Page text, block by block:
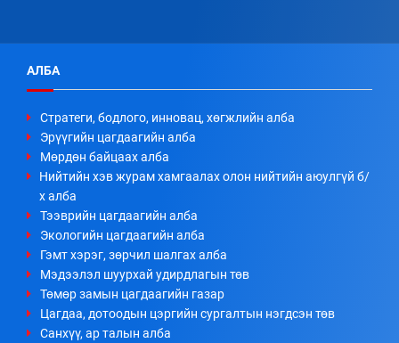
АЛБА
Стратеги, бодлого, инновац, хөгжлийн алба
Эрүүгийн цагдаагийн алба
Мөрдөн байцаах алба
Нийтийн хэв журам хамгаалах олон нийтийн аюулгүй б/
х алба
Тээврийн цагдаагийн алба
Экологийн цагдаагийн алба
Гэмт хэрэг, зөрчил шалгах алба
Мэдээлэл шуурхай удирдлагын төв
Төмөр замын цагдаагийн газар
Цагдаа, дотоодын цэргийн сургалтын нэгдсэн төв
Санхүү, ар талын алба